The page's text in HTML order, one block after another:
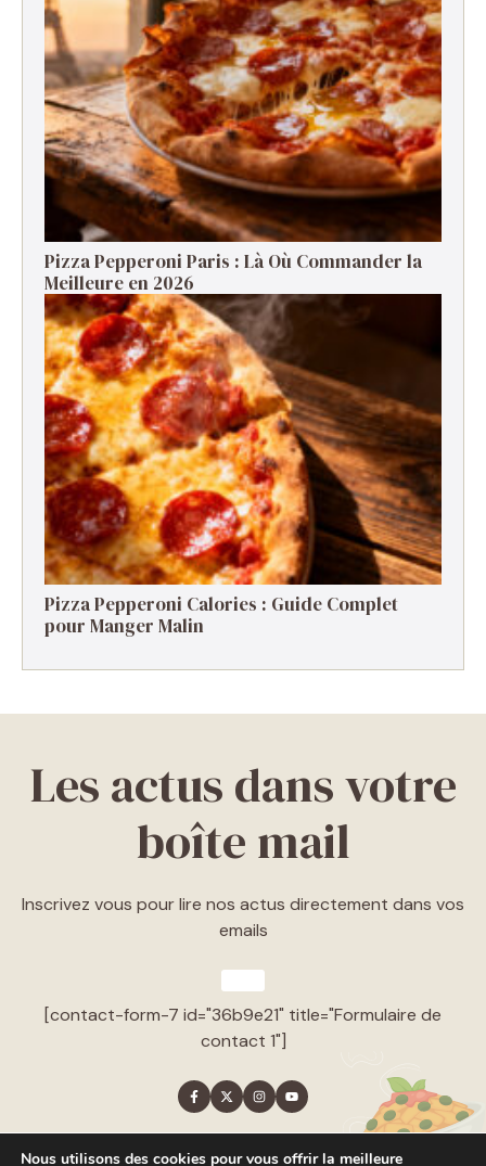
Pizza Pepperoni Paris : Là Où Commander la
Meilleure en 2026
Pizza Pepperoni Calories : Guide Complet
pour Manger Malin
Les actus dans votre
boîte mail
Inscrivez vous pour lire nos actus directement dans vos
emails
[contact-form-7 id="36b9e21" title="Formulaire de
contact 1"]
Nous utilisons des cookies pour vous offrir la meilleure